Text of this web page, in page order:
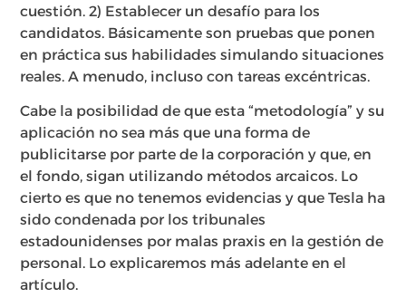
cuestión. 2) Establecer un desafío para los
candidatos. Básicamente son pruebas que ponen
en práctica sus habilidades simulando situaciones
reales. A menudo, incluso con tareas excéntricas.
Cabe la posibilidad de que esta “metodología” y su
aplicación no sea más que una forma de
publicitarse por parte de la corporación y que, en
el fondo, sigan utilizando métodos arcaicos. Lo
cierto es que no tenemos evidencias y que Tesla ha
sido condenada por los tribunales
estadounidenses por malas praxis en la gestión de
personal. Lo explicaremos más adelante en el
artículo.